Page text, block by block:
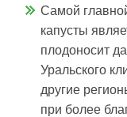
Самой
капусты
плодоносит
Уральского
другие
при более